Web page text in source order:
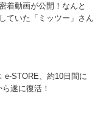
着動画が公開！なんと
ていた「ミッツー」さん
e-STORE、約10日間に
遂に復活！